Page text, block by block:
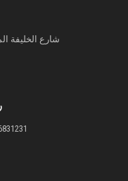
شارع الخليفة
- 26831417 - 26831474